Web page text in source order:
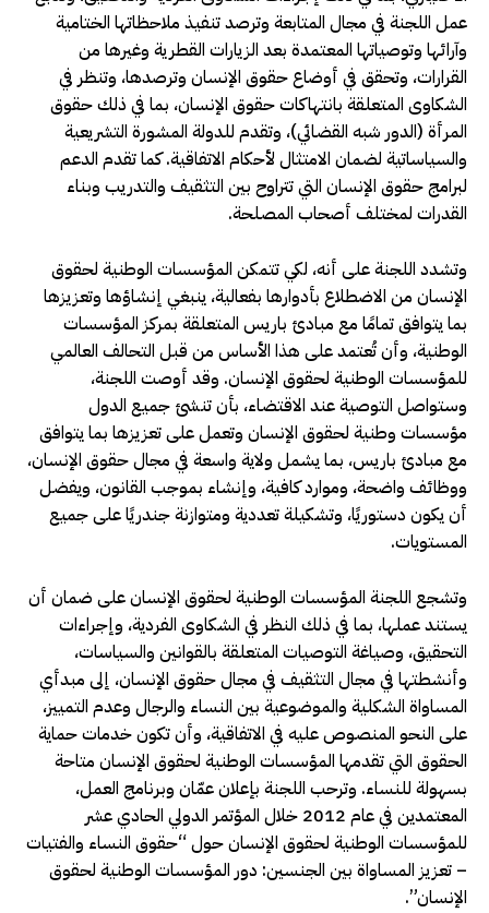
عمل اللجنة في مجال المتابعة وترصد تنفيذ ملاحظاتها الختامية
وآرائها وتوصياتها المعتمدة بعد الزيارات القطرية وغيرها من
القرارات، وتحقق في أوضاع حقوق الإنسان وترصدها، وتنظر في
الشكاوى المتعلقة بانتهاكات حقوق الإنسان، بما في ذلك حقوق
المرأة (الدور شبه القضائي)، وتقدم للدولة المشورة التشريعية
والسياساتية لضمان الامتثال لأحكام الاتفاقية. كما تقدم الدعم
لبرامج حقوق الإنسان التي تتراوح بين التثقيف والتدريب وبناء
القدرات لمختلف أصحاب المصلحة.
وتشدد اللجنة على أنه، لكي تتمكن المؤسسات الوطنية لحقوق
الإنسان من الاضطلاع بأدوارها بفعالية، ينبغي إنشاؤها وتعزيزها
بما يتوافق تمامًا مع مبادئ باريس المتعلقة بمركز المؤسسات
الوطنية، وأن تُعتمد على هذا الأساس من قبل التحالف العالمي
للمؤسسات الوطنية لحقوق الإنسان. وقد أوصت اللجنة،
وستواصل التوصية عند الاقتضاء، بأن تنشئ جميع الدول
مؤسسات وطنية لحقوق الإنسان وتعمل على تعزيزها بما يتوافق
مع مبادئ باريس، بما يشمل ولاية واسعة في مجال حقوق الإنسان،
ووظائف واضحة، وموارد كافية، وإنشاء بموجب القانون، ويفضل
أن يكون دستوريًا، وتشكيلة تعددية ومتوازنة جندريًا على جميع
المستويات.
وتشجع اللجنة المؤسسات الوطنية لحقوق الإنسان على ضمان أن
يستند عملها، بما في ذلك النظر في الشكاوى الفردية، وإجراءات
التحقيق، وصياغة التوصيات المتعلقة بالقوانين والسياسات،
وأنشطتها في مجال التثقيف في مجال حقوق الإنسان، إلى مبدأي
المساواة الشكلية والموضوعية بين النساء والرجال وعدم التمييز،
على النحو المنصوص عليه في الاتفاقية، وأن تكون خدمات حماية
الحقوق التي تقدمها المؤسسات الوطنية لحقوق الإنسان متاحة
بسهولة للنساء. وترحب اللجنة بإعلان عمّان وبرنامج العمل،
المعتمدين في عام 2012 خلال المؤتمر الدولي الحادي عشر
للمؤسسات الوطنية لحقوق الإنسان حول “حقوق النساء والفتيات
– تعزيز المساواة بين الجنسين: دور المؤسسات الوطنية لحقوق
الإنسان”.